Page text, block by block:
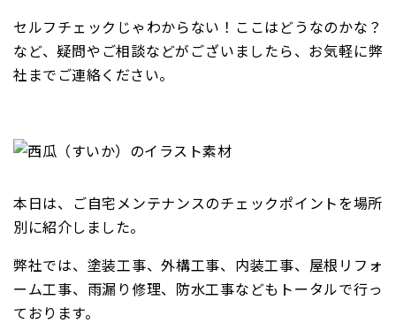
セルフチェックじゃわからない！ここはどうなのかな？
など、疑問やご相談などがございましたら、お気軽に弊
社までご連絡ください。
本日は、ご自宅メンテナンスのチェックポイントを場所
別に紹介しました。
弊社では、塗装工事、外構工事、 内装工事、屋根リフォ
ーム工事、雨漏り修理、防水工事などもトータルで行っ
ております。